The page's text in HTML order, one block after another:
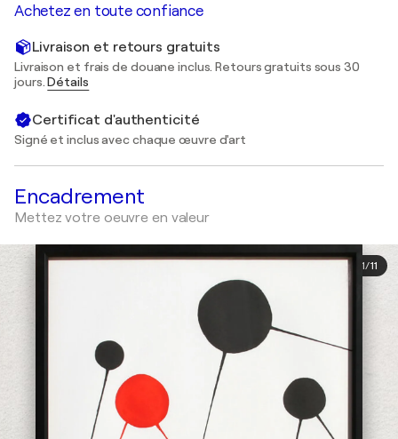
Achetez en toute confiance
Livraison et retours gratuits
Livraison et frais de douane inclus. Retours gratuits sous 30
jours.Détails
Certificat d'authenticité
Signé et inclus avec chaque œuvre d'art
Encadrement
Mettez votre oeuvre en valeur
1/11